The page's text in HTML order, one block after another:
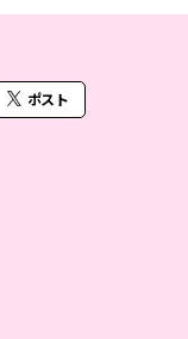
ポスト